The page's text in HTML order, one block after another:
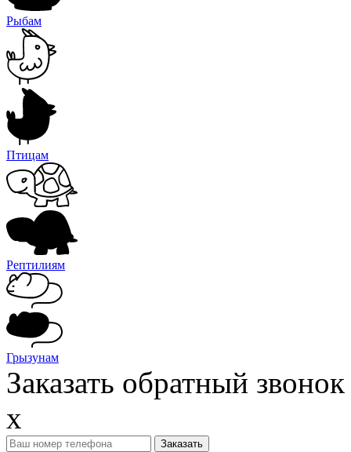
Рыбам
Птицам
Рептилиям
Грызунам
Заказать обратный звонок
x